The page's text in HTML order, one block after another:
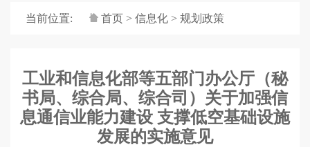
当前位置: 首页 > 信息化 > 规划政策
工业和信息化部等五部门办公厅（秘
书局、综合局、综合司）关于加强信
息通信业能力建设 支撑低空基础设施
发展的实施意见